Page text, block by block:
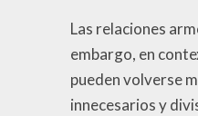
Las relaciones
embargo, en
pueden volverse
innecesarios y